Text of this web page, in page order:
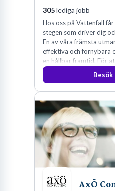
305lediga jobb
Hos oss på Vattenfall
stegen som driver dig
En av våra främsta
effektiva och förnybara
en hållbar framtid. För
fler medarbetare som vill
AxÖ